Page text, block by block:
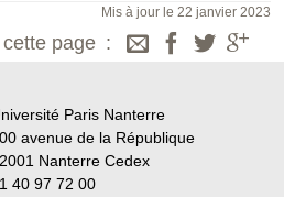
Mis à jour le 22 janvier 2023
page
Paris Nanterre
avenue de la République
Nanterre Cedex
40 97 72 00